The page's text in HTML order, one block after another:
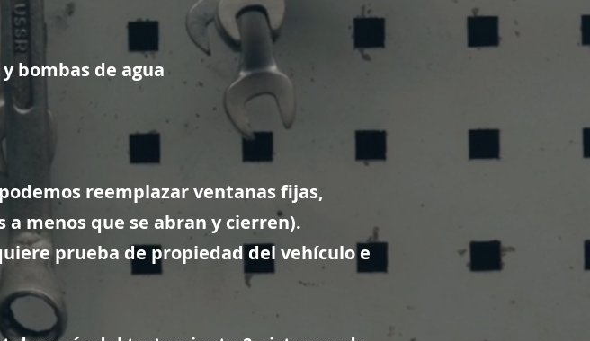
y bombas de agua
reemplazar ventanas fijas,
menos que se abran y cierren).
prueba de propiedad del vehículo e